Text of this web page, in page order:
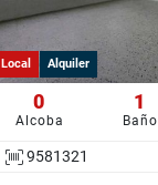
Local Alquiler
0
Alcoba
1
Baño
9581321